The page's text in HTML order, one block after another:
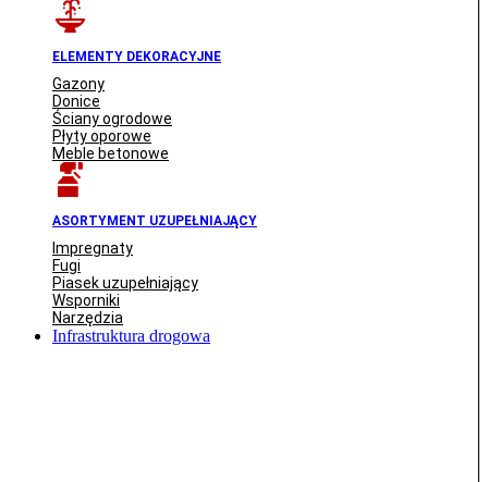
ELEMENTY DEKORACYJNE
Gazony
Donice
Ściany ogrodowe
Płyty oporowe
Meble betonowe
ASORTYMENT UZUPEŁNIAJĄCY
Impregnaty
Fugi
Piasek uzupełniający
Wsporniki
Narzędzia
Infrastruktura drogowa